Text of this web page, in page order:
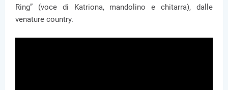
Ring” (voce di Katriona, mandolino e chitarra), dalle
venature country.